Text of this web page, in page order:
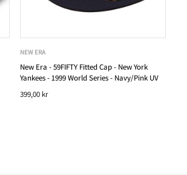
NEW ERA
New Era - 59FIFTY Fitted Cap - New York
Yankees - 1999 World Series - Navy/Pink UV
399,00 kr